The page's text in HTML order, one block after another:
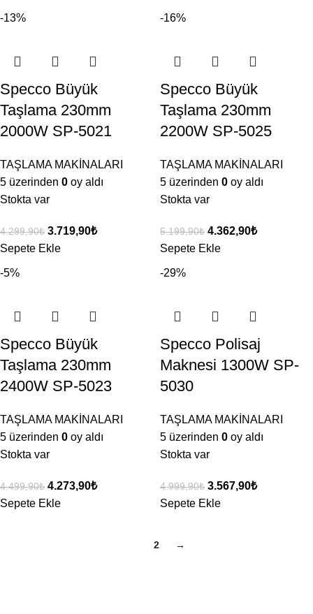
-13%
Specco Büyük
Taşlama 230mm
2000W SP-5021
TAŞLAMA MAKİNALARI
5 üzerinden 0 oy aldı
Stokta var
4.299,90₺ 3.719,90₺
Sepete Ekle
-16%
Specco Büyük
Taşlama 230mm
2200W SP-5025
TAŞLAMA MAKİNALARI
5 üzerinden 0 oy aldı
Stokta var
5.199,90₺ 4.362,90₺
Sepete Ekle
-5%
Specco Büyük
Taşlama 230mm
2400W SP-5023
TAŞLAMA MAKİNALARI
5 üzerinden 0 oy aldı
Stokta var
4.499,90₺ 4.273,90₺
Sepete Ekle
-29%
Specco Polisaj
Maknesi 1300W SP-
5030
TAŞLAMA MAKİNALARI
5 üzerinden 0 oy aldı
Stokta var
4.999,90₺ 3.567,90₺
Sepete Ekle
2 →